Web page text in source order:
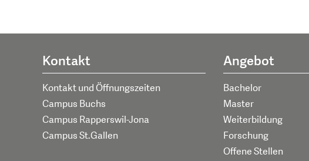
Kontakt
Kontakt und Öffnungszeiten
Campus Buchs
Campus Rapperswil-Jona
Campus St.Gallen
Angebot
Bachelor
Master
Weiterbildung
Forschung
Offene Stellen